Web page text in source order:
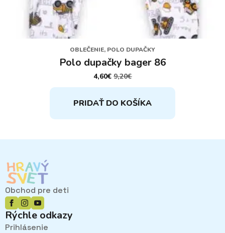
OBLEČENIE, POLO DUPAČKY
Polo dupačky bager 86
9,20€
PÔVODNÁ
CENA
9,20€.
4,60€ AKTUÁLNA
CENA
4,60€.
PRIDAŤ DO KOŠÍKA
Obchod pre deti
Rýchle odkazy
Prihlásenie